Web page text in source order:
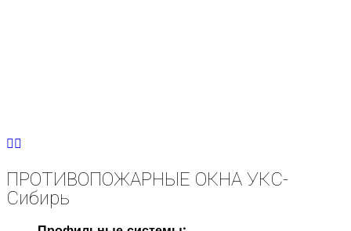
ПРОТИВОПОЖАРНЫЕ ОКНА УКС-
Сибирь